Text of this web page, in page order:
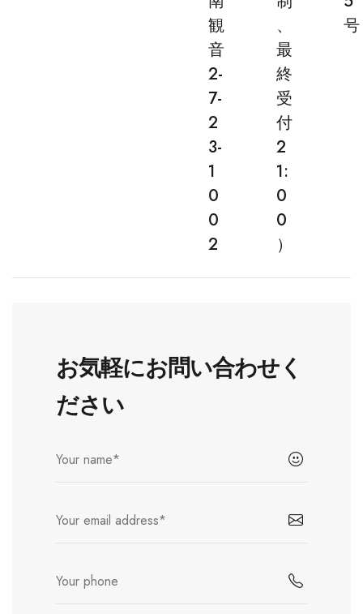
観
音
2-
7-
2
3-
1
0
0
2
、
最
終
受
付
2
1:
0
0
）
号
お気軽にお問い合わせく
ださい